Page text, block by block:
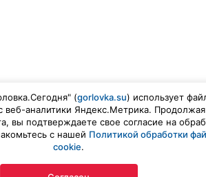
(gorlovka.su) использует
веб-аналитики Яндекс.Метрика. Продолжая
вы подтверждаете свое согласие на
с нашей Политикой обработки
cookie.